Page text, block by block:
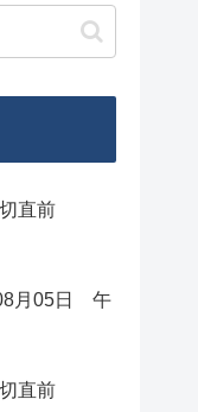
切直前
月05日 午
切直前